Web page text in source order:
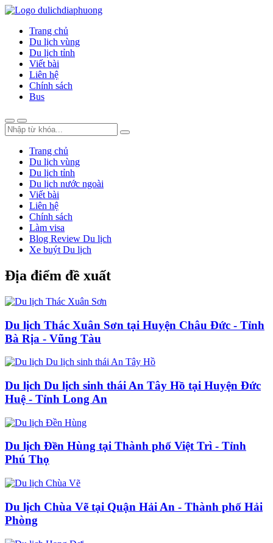
Trang chủ
Du lịch vùng
Du lịch tỉnh
Viết bài
Liên hệ
Chính sách
Bus
Trang chủ
Du lịch vùng
Du lịch tỉnh
Du lịch nước ngoài
Viết bài
Liên hệ
Chính sách
Làm visa
Blog Review Du lịch
Xe buýt Du lịch
Địa điểm đề xuất
Du lịch Thác Xuân Sơn tại Huyện Châu Đức - Tỉnh
Bà Rịa - Vũng Tàu
Du lịch Du lịch sinh thái An Tây Hồ tại Huyện Đức
Huệ - Tỉnh Long An
Du lịch Đền Hùng tại Thành phố Việt Trì - Tỉnh
Phú Thọ
Du lịch Chùa Vẽ tại Quận Hải An - Thành phố Hải
Phòng